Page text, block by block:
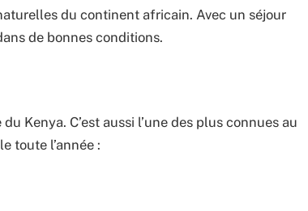
du continent africain. Avec un séjour
de bonnes conditions.
Kenya. C’est aussi l’une des plus connues au
toute l’année :